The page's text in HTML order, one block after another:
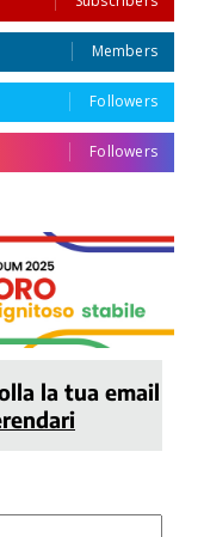
Members
Followers
Followers